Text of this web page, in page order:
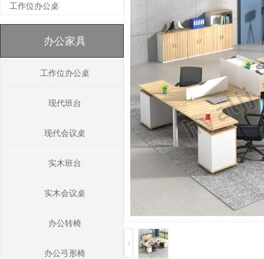
工作位办公桌
办公家具
工作位办公桌
现代班台
现代会议桌
实木班台
实木会议桌
办公转椅
办公弓形椅